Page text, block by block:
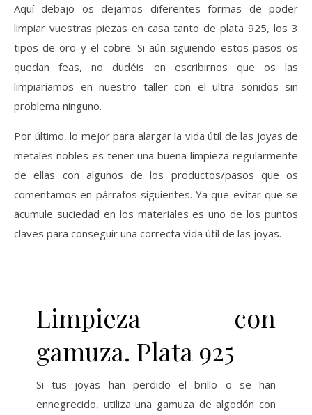
Aquí debajo os dejamos diferentes formas de poder
limpiar vuestras piezas en casa tanto de plata 925, los 3
tipos de oro y el cobre. Si aún siguiendo estos pasos os
quedan feas, no dudéis en escribirnos que os las
limpiaríamos en nuestro taller con el ultra sonidos sin
problema ninguno.
Por último, lo mejor para alargar la vida útil de las joyas de
metales nobles es tener una buena limpieza regularmente
de ellas con algunos de los productos/pasos que os
comentamos en párrafos siguientes. Ya que evitar que se
acumule suciedad en los materiales es uno de los puntos
claves para conseguir una correcta vida útil de las joyas.
Limpieza con
gamuza. Plata 925
Si tus joyas han perdido el brillo o se han
ennegrecido, utiliza una gamuza de algodón con